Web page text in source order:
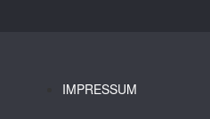
IMPRESSUM